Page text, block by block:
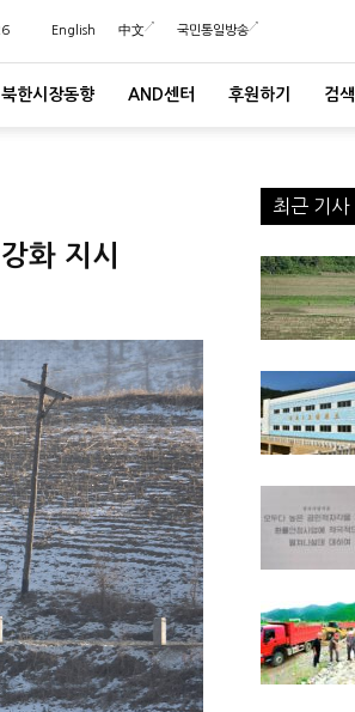
English 中文 국민통일방송
북한시장동향 AND센터 후원하기 검색
화 지시
최근 기사